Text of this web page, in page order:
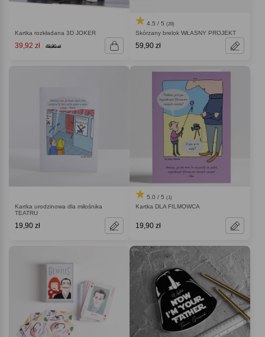
Kartka rozkładana 3D JOKER
39,92 zł 49,90 zł
4.5 / 5 (28)
Skórzany brelok WŁASNY PROJEKT
59,90 zł
Kartka urodzinowa dla miłośnika
TEATRU
19,90 zł
5.0 / 5 (1)
Kartka DLA FILMOWCA
19,90 zł